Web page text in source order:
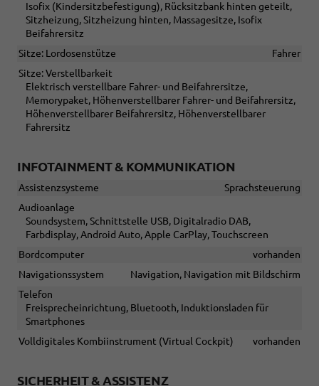
Isofix (Kindersitzbefestigung), Rücksitzbank hinten geteilt,
Sitzheizung, Sitzheizung hinten, Massagesitze, Isofix
Beifahrersitz
Sitze: Lordosenstütze
Fahrer
Sitze: Verstellbarkeit
Elektrisch verstellbare Fahrer- und Beifahrersitze,
Memorypaket, Höhenverstellbarer Fahrer- und Beifahrersitz,
Höhenverstellbarer Beifahrersitz, Höhenverstellbarer
Fahrersitz
INFOTAINMENT & KOMMUNIKATION
Assistenzsysteme
Sprachsteuerung
Audioanlage
Soundsystem, Schnittstelle USB, Digitalradio DAB,
Farbdisplay, Android Auto, Apple CarPlay, Touchscreen
Bordcomputer
vorhanden
Navigationssystem
Navigation, Navigation mit Bildschirm
Telefon
Freisprecheinrichtung, Bluetooth, Induktionsladen für
Smartphones
Volldigitales Kombiinstrument (Virtual Cockpit)
vorhanden
SICHERHEIT & ASSISTENZ